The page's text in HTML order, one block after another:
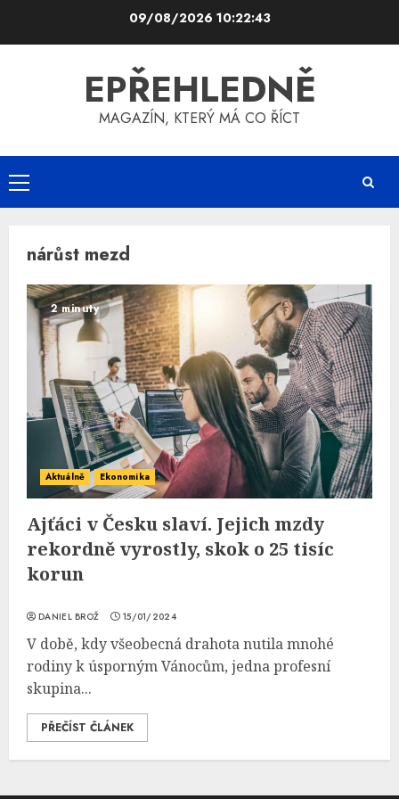
09/08/2026 10:22:44
EPŘEHLEDNĚ
MAGAZÍN, KTERÝ MÁ CO ŘÍCT
Primary
Menu
nárůst mezd
2 minuty
Aktuálně Ekonomika
Ajťáci v Česku slaví. Jejich mzdy
rekordně vyrostly, skok o 25 tisíc
korun
DANIEL BROŽ 15/01/2024
V době, kdy všeobecná drahota nutila mnohé
rodiny k úsporným Vánocům, jedna profesní
skupina...
PŘEČÍST ČLÁNEK